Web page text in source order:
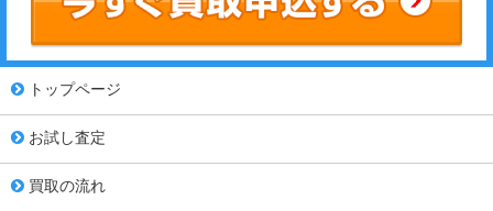
トップページ
お試し査定
買取の流れ